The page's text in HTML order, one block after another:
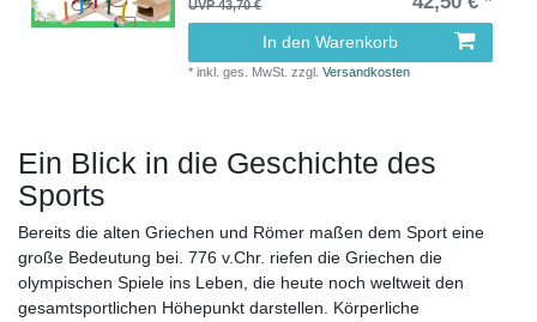
UVP 43,70 €
In den Warenkorb
*inkl. ges. MwSt. zzgl.Versandkosten
Ein Blick in die Geschichte des
Sports
Bereits die alten Griechen und Römer maßen dem Sport eine
große Bedeutung bei. 776 v.Chr. riefen die Griechen die
olympischen Spiele ins Leben, die heute noch weltweit den
gesamtsportlichen Höhepunkt darstellen. Körperliche